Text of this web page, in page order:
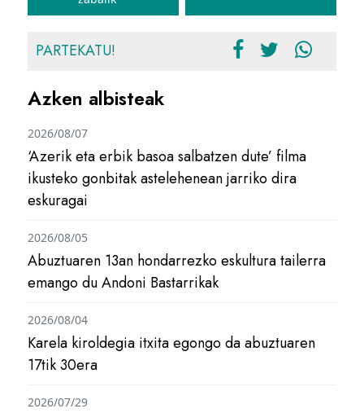
PARTEKATU!
Azken albisteak
‘Azerik eta erbik basoa salbatzen dute’ filma
ikusteko gonbitak astelehenean jarriko dira
eskuragai
2026/08/07
Abuztuaren 13an hondarrezko eskultura tailerra
emango du Andoni Bastarrikak
2026/08/05
Karela kiroldegia itxita egongo da abuztuaren
17tik 30era
2026/08/04
2026/07/29